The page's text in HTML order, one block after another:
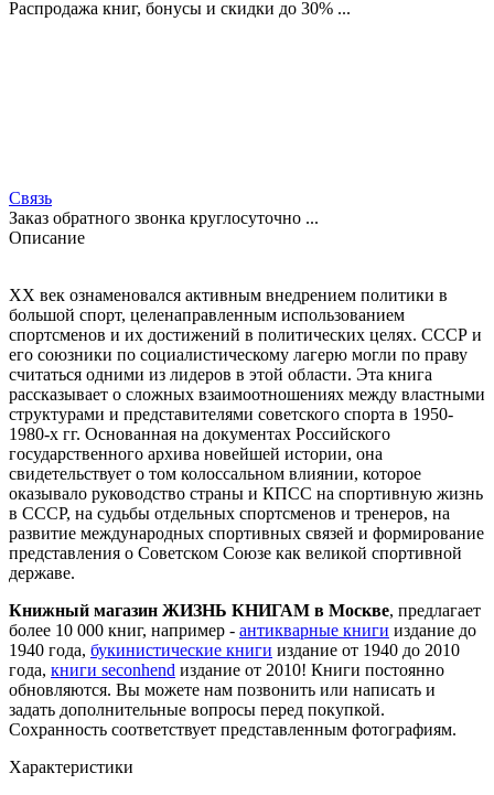
Распродажа книг, бонусы и скидки до 30% ...
Связь
Заказ обратного звонка круглосуточно ...
Описание
XX век ознаменовался активным внедрением политики в
большой спорт, целенаправленным использованием
спортсменов и их достижений в политических целях. СССР и
его союзники по социалистическому лагерю могли по праву
считаться одними из лидеров в этой области. Эта книга
рассказывает о сложных взаимоотношениях между властными
структурами и представителями советского спорта в 1950-
1980-х гг. Основанная на документах Российского
государственного архива новейшей истории, она
свидетельствует о том колоссальном влиянии, которое
оказывало руководство страны и КПСС на спортивную жизнь
в СССР, на судьбы отдельных спортсменов и тренеров, на
развитие международных спортивных связей и формирование
представления о Советском Союзе как великой спортивной
державе.
Книжный магазин ЖИЗНЬ КНИГАМ в Москве, предлагает
более 10 000 книг, например - антикварные книги издание до
1940 года, букинистические книги издание от 1940 до 2010
года, книги seconhend издание от 2010! Книги постоянно
обновляются. Вы можете нам позвонить или написать и
задать дополнительные вопросы перед покупкой.
Сохранность соответствует представленным фотографиям.
Характеристики